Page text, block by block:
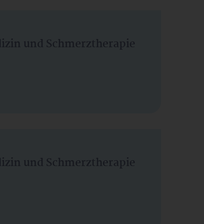
und Schmerztherapie
und Schmerztherapie